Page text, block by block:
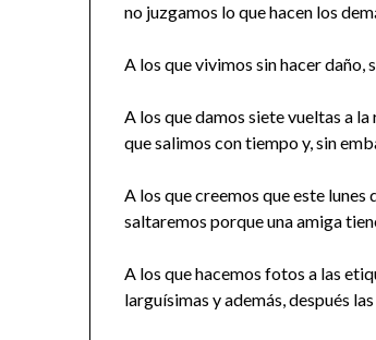
no juzgamos lo que hacen los
A los que vivimos sin hacer daño,
A los que damos siete vueltas a
que salimos con tiempo y, sin
A los que creemos que este
saltaremos porque una amiga
A los que hacemos fotos a las
larguísimas y además, después